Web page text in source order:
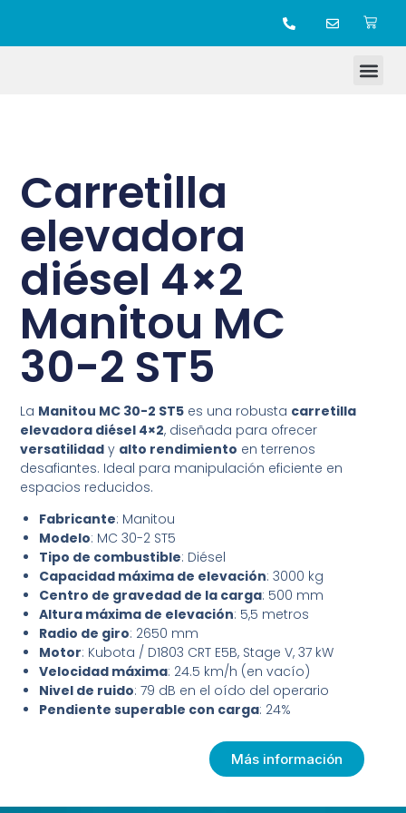
Carretilla
elevadora
diésel 4×2
Manitou MC
30-2 ST5
La Manitou MC 30-2 ST5 es una robusta carretilla
elevadora diésel 4×2, diseñada para ofrecer
versatilidad y alto rendimiento en terrenos
desafiantes. Ideal para manipulación eficiente en
espacios reducidos.
Fabricante: Manitou
Modelo: MC 30-2 ST5
Tipo de combustible: Diésel
Capacidad máxima de elevación: 3000 kg
Centro de gravedad de la carga: 500 mm
Altura máxima de elevación: 5,5 metros
Radio de giro: 2650 mm
Motor: Kubota / D1803 CRT E5B, Stage V, 37 kW
Velocidad máxima: 24.5 km/h (en vacío)
Nivel de ruido: 79 dB en el oído del operario
Pendiente superable con carga: 24%
Más información